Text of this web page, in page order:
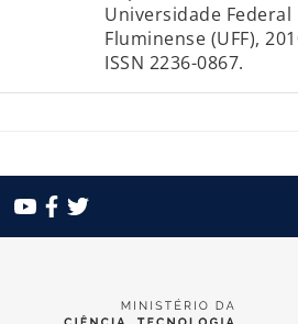
Universidade Federal
Fluminense (UFF),
ISSN 2236-0867.